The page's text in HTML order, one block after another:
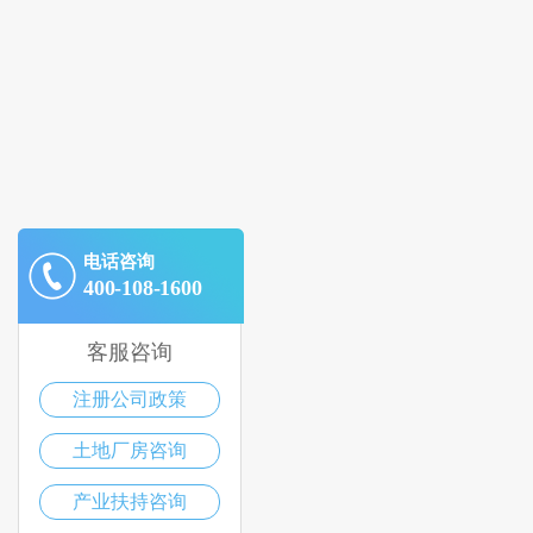
电话咨询
400-108-1600
客服咨询
注册公司政策
土地厂房咨询
产业扶持咨询